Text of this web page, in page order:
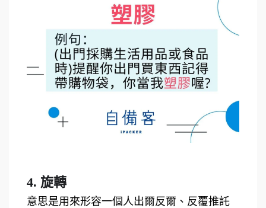
4. 旋轉
意思是用來形容一個人出爾反爾、反覆推託